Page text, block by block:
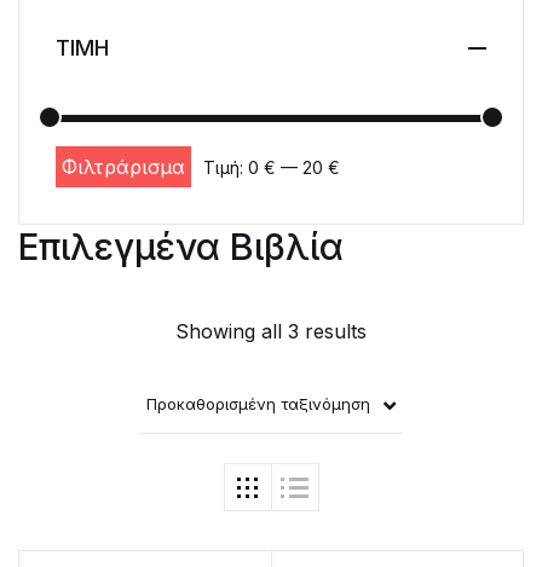
Επιλεγμένα Βιβλία
Showing all 3 results
Προκαθορισμένη ταξινόμηση
ΤΙΜΗ
Ελάχιστη τιμή
Μέγιστη τιμή
Φιλτράρισμα Τιμή: 0 € — 20 €